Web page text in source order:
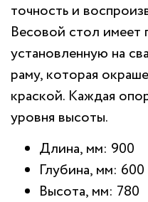
точность и
Весовой стол имеет
установленную на
раму, которая
краской. Каждая
уровня высоты.
Длина, мм: 900
Глубина, мм: 600
Высота, мм: 780